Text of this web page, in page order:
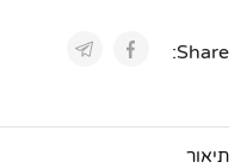
Share:
תיאור